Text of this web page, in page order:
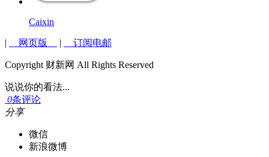
Caixin
| 网页版 | 订阅电邮
Copyright 财新网 All Rights Reserved
说说你的看法...
0条评论
分享
微信
新浪微博